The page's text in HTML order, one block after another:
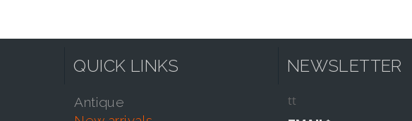
QUICK LINKS
antique
NEWSLETTER
tt